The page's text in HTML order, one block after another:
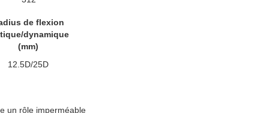
de flexion
dynamique
(mm)
12.5D/25D
un rôle imperméable